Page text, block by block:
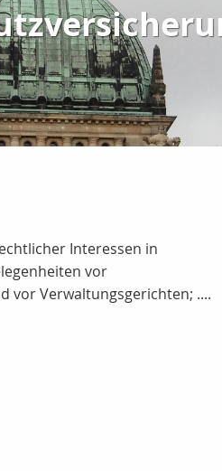
Interessen in
vor
vor Verwaltungsgerichten; ....